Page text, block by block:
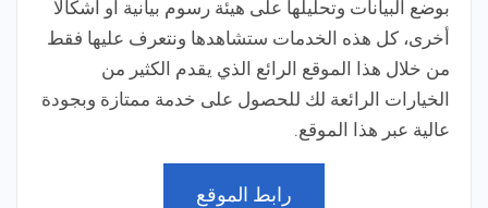
بوضع البيانات وتحليلها على هيئة رسوم بيانية أو أشكالا
أخرى، كل هذه الخدمات ستشاهدها ونتعرف عليها فقط
من خلال هذا الموقع الرائع الذي يقدم الكثير من
الخيارات الرائعة لك للحصول على خدمة ممتازة وبجودة
عالية عبر هذا الموقع.
رابط الموقع